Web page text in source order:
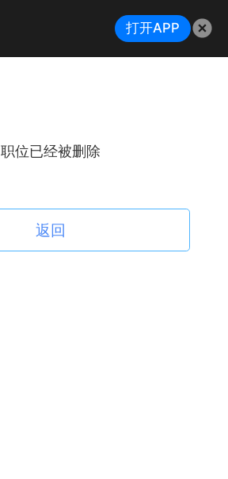
职位已经被删除
返回
打开APP